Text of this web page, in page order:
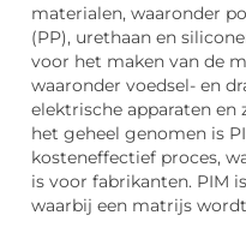
materialen, waaronder
(PP), urethaan en
voor het maken van de
waaronder voedsel- en
elektrische apparaten en
het geheel genomen is
kosteneffectief proces,
is voor fabrikanten. PIM
waarbij een matrijs